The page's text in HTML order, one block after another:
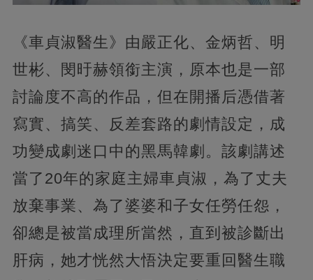
《車貞淑醫生》由嚴正化、金炳哲、明
世彬、閔旴赫領銜主演，原本也是一部
討論度不高的作品，但在開播后憑借著
寫實、搞笑、反差套路的劇情設定，成
功變成劇迷口中的黑馬韓劇。該劇講述
當了20年的家庭主婦車貞淑，為了丈夫
放棄事業、為了婆婆和子女任勞任怨，
卻總是被當成理所當然，直到被診斷出
肝病，她才恍然大悟決定要重回醫生職